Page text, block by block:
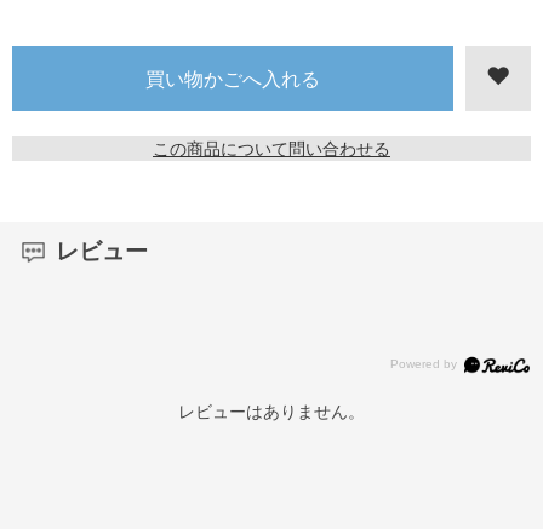
この商品について問い合わせる
レビュー
レビューはありません。